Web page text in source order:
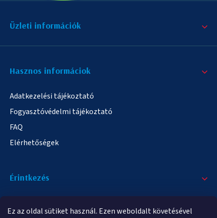
Ez az oldal sütiket használ. Ezen weboldalt követésével
Üzleti információk
Hasznos informáciok
Adatkezelési tájékoztató
Fogyasztóvédelmi tájékoztató
FAQ
Elérhetőségek
Érintkezés